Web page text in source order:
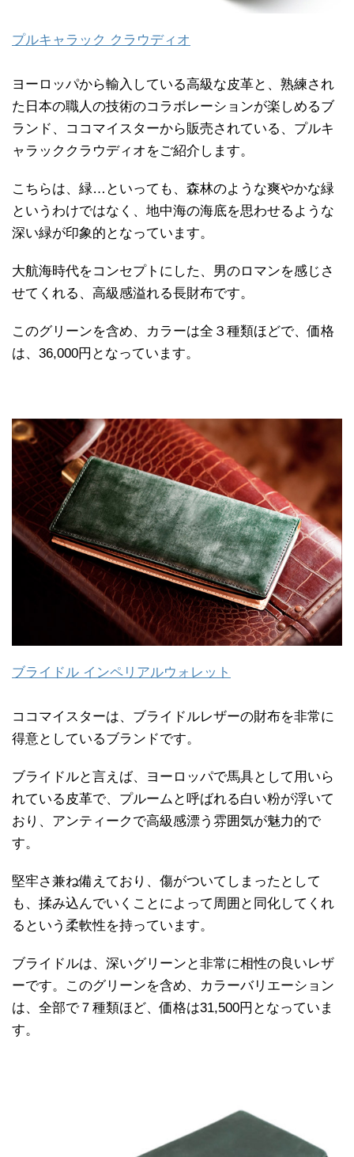
プルキャラック クラウディオ
ヨーロッパから輸入している高級な皮革と、熟練され
た日本の職人の技術のコラボレーションが楽しめるブ
ランド、ココマイスターから販売されている、プルキ
ャラッククラウディオをご紹介します。
こちらは、緑…といっても、森林のような爽やかな緑
というわけではなく、地中海の海底を思わせるような
深い緑が印象的となっています。
大航海時代をコンセプトにした、男のロマンを感じさ
せてくれる、高級感溢れる長財布です。
このグリーンを含め、カラーは全３種類ほどで、価格
は、36,000円となっています。
ブライドル インペリアルウォレット
ココマイスターは、ブライドルレザーの財布を非常に
得意としているブランドです。
ブライドルと言えば、ヨーロッパで馬具として用いら
れている皮革で、プルームと呼ばれる白い粉が浮いて
おり、アンティークで高級感漂う雰囲気が魅力的で
す。
堅牢さ兼ね備えており、傷がついてしまったとして
も、揉み込んでいくことによって周囲と同化してくれ
るという柔軟性を持っています。
ブライドルは、深いグリーンと非常に相性の良いレザ
ーです。このグリーンを含め、カラーバリエーション
は、全部で７種類ほど、価格は31,500円となっていま
す。